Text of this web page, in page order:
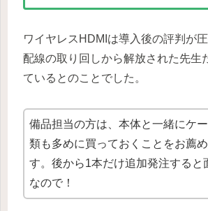
ワイヤレスHDMIは導入後の評判が圧
配線の取り回しから解放された先生
ているとのことでした。
備品担当の方は、本体と一緒にケ
類も多めに買っておくことをお薦め
す。後から1本だけ追加発注すると
なので！